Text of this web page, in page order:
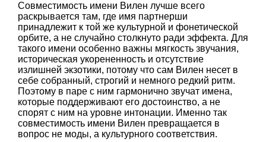
Совместимость имени Вилен лучше всего
раскрывается там, где имя партнерши
принадлежит к той же культурной и фонетической
орбите, а не случайно столкнуто ради эффекта. Для
такого имени особенно важны мягкость звучания,
историческая укорененность и отсутствие
излишней экзотики, потому что сам Вилен несет в
себе собранный, строгий и немного редкий ритм.
Поэтому в паре с ним гармонично звучат имена,
которые поддерживают его достоинство, а не
спорят с ним на уровне интонации. Именно так
совместимость имени Вилен превращается в
вопрос не моды, а культурного соответствия.